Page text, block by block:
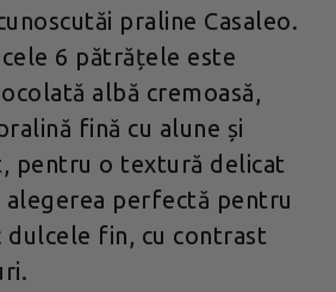
praline Casaleo.
6 pătrățele este
albă cremoasă,
fină cu alune și
pentru o textură delicat
alegerea perfectă pentru
dulcele fin, cu contrast